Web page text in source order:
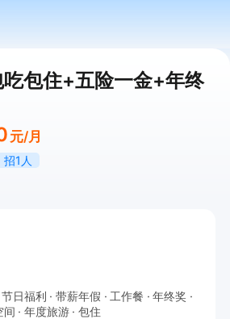
包住+五险一金+年终
元/月
招1人
节日福利 带薪年假 工作餐
年终奖
间 年度旅游
包住